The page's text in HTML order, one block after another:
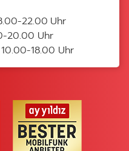
22.00 Uhr
20.00 Uhr
18.00 Uhr